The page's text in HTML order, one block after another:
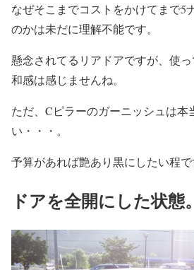
なぜそこまでコストをかけてまで5
のかは未だに理解不能です。
懸念されてるリアドアですが、使
和感は感じませんね。
ただ、Cピラーのガーニッシュは本
い・・・。
予算があれば艶あり黒にしたい程で
ドアを全開にした状態。